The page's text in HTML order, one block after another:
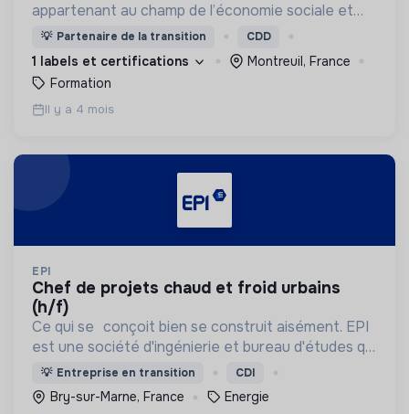
appartenant au champ de l’économie sociale et
solidaire.
💡 Partenaire de la transition CDD
1 labels et certifications
Montreuil, France
Formation
Il y a 4 mois
EPI
chef de projets chaud et froid urbains
(h/f)
Ce qui se conçoit bien se construit aisément. EPI
est une société d'ingénierie et bureau d'études qui
est passé société à mission (SAM) depuis 2026.
💡 Entreprise en transition CDI
Bry-sur-Marne, France Energie